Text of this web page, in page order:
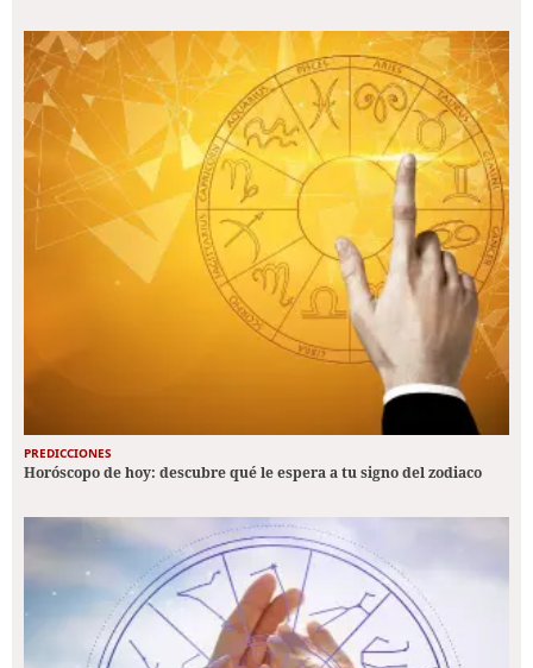
PREDICCIONES
Horóscopo de hoy: descubre qué le espera a tu signo del zodiaco